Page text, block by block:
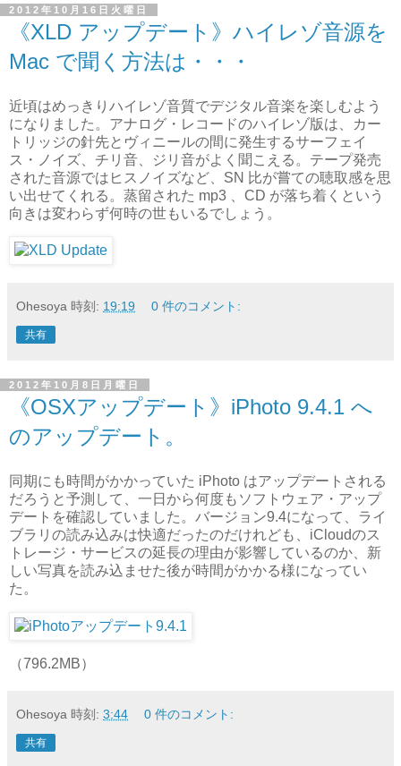
2012年10月16日火曜日
《XLD アップデート》ハイレゾ音源を
Mac で聞く方法は・・・
近頃はめっきりハイレゾ音質でデジタル音楽を楽しむよう
になりました。アナログ・レコードのハイレゾ版は、カー
トリッジの針先とヴィニールの間に発生するサーフェイ
ス・ノイズ、チリ音、ジリ音がよく聞こえる。テープ発売
された音源ではヒスノイズなど、SN 比が嘗ての聴取感を思
い出せてくれる。蒸留された mp3 、CD が落ち着くという
向きは変わらず何時の世もいるでしょう。
Ohesoya 時刻: 19:19 0 件のコメント:
共有
2012年10月8日月曜日
《OSXアップデート》iPhoto 9.4.1 へ
のアップデート。
同期にも時間がかかっていた iPhoto はアップデートされる
だろうと予測して、一日から何度もソフトウェア・アップ
デートを確認していました。バージョン9.4になって、ライ
ブラリの読み込みは快適だったのだけれども、iCloudのス
トレージ・サービスの延長の理由が影響しているのか、新
しい写真を読み込ませた後が時間がかかる様になってい
た。
（796.2MB）
Ohesoya 時刻: 3:44 0 件のコメント:
共有